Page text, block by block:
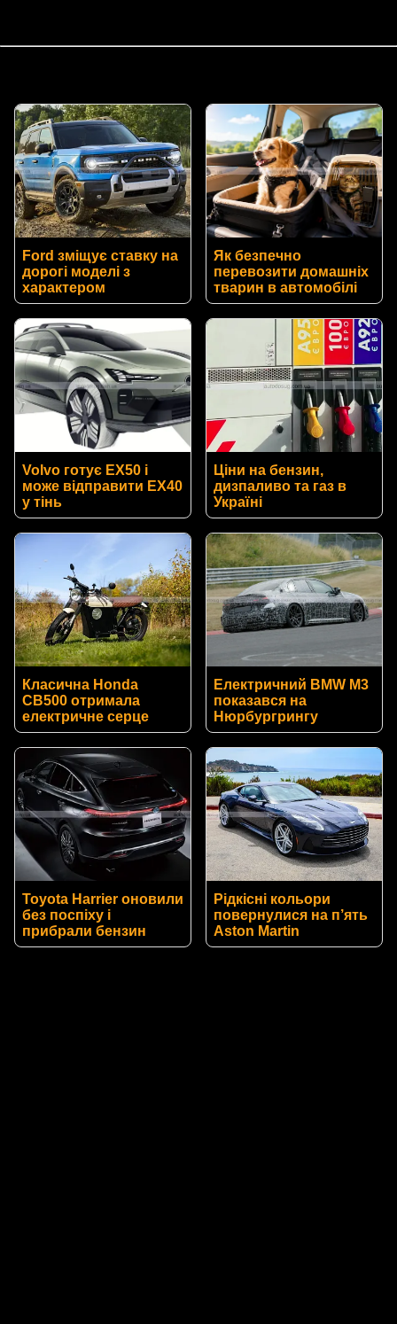
Ford зміщує ставку на
дорогі моделі з
характером
Як безпечно
перевозити домашніх
тварин в автомобілі
Volvo готує EX50 і
може відправити EX40
у тінь
Ціни на бензин,
дизпаливо та газ в
Україні
Класична Honda
CB500 отримала
електричне серце
Електричний BMW M3
показався на
Нюрбургрингу
Toyota Harrier оновили
без поспіху і
прибрали бензин
Рідкісні кольори
повернулися на п’ять
Aston Martin